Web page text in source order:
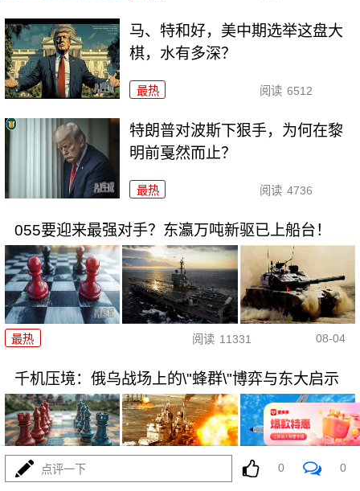
马、特和好，美中期选举这盘大
棋，水有多深？
最热 阅读 6512
特朗普对波斯下狠手，为何在黎
明前戛然而止？
最热 阅读 4736
055要迎来最强对手？东瀛万吨新驱已上船台！
最热 阅读 11331 08-04
千机压境：俄乌战场上的\"蜂群\"博弈与东大启示
点评一下 0 0